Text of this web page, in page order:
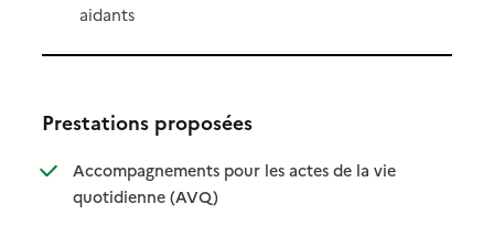
aidants
Prestations proposées
Accompagnements pour les actes de la vie
quotidienne (AVQ): disponible
: non disponible